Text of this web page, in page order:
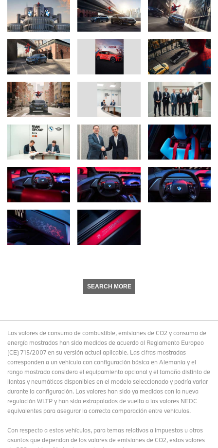
SEARCH MORE
Los valores de consumo de combustible, emisiones de CO2 y consumo de
energía mostrados han sido medidos de acuerdo al Reglamento Europeo
(CE) 715/2007 en su versión actual aplicable. Las cifras mostradas
corresponden a un vehículo con configuración básica en Alemania y el
rango mostrado considera el equipamiento opcional y el tamaño distinto de
llantas y neumáticos disponibles en el modelo seleccionado y podría variar
durante la configuración. Los valores han sido ya medidos con la nueva
regulación WLTP y han sido extrapolados de vuelta a los valores NEDC
equivalentes para asegurar la correcta comparación entre vehículos.
Con respecto a estos vehículos, para temas relativos a impuestos u otros
asuntos que dependan de los valores de emisiones de CO2, estos valores